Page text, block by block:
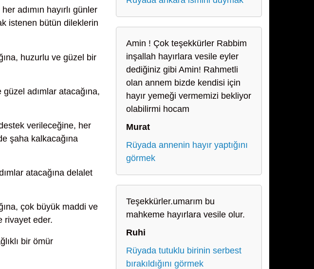
adımın hayırlı günler
istenen bütün dileklerin
huzurlu ve güzel bir
adımlar atacağına,
verileceğine, her
şaha kalkacağına
atacağına delalet
çok büyük maddi ve
rivayet eder.
bir ömür
Amin ! Çok teşekkürler Rabbim
inşallah hayırlara vesile eyler
dediğiniz gibi Amin! Rahmetli
olan annem bizde kendisi için
hayır yemeği vermemizi bekliyor
olabilirmi hocam
Murat
Rüyada annenin hayır yaptığını
görmek
Teşekkürler.umarım bu
mahkeme hayırlara vesile olur.
Ruhi
Rüyada tutuklu birinin serbest
bırakıldığını görmek